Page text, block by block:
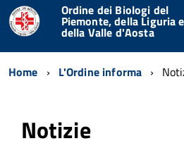
Ordine dei Biologi del
Piemonte, della Liguria e
della Valle d'Aosta
Home L'Ordine informa
Notizie